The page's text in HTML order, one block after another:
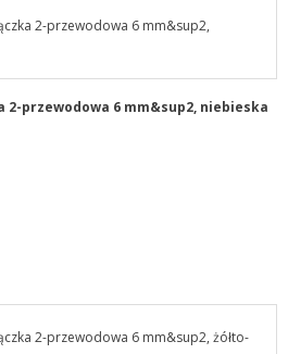
2-przewodowa 6 mm&sup2, niebieska